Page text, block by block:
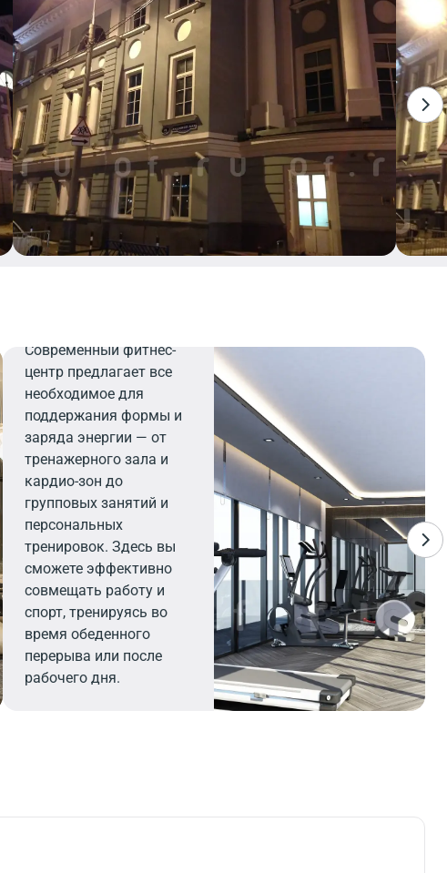
Современный фитнес-
центр предлагает все
необходимое для
поддержания формы и
заряда энергии — от
тренажерного зала и
кардио-зон до
групповых занятий и
персональных
тренировок. Здесь вы
сможете эффективно
совмещать работу и
спорт, тренируясь во
время обеденного
перерыва или после
рабочего дня.